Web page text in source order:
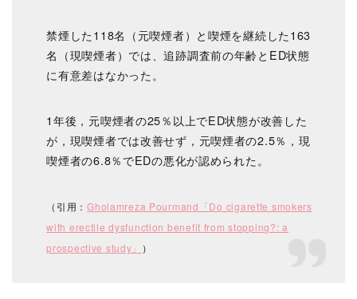
禁煙した118名（元喫煙者）と喫煙を継続した163
名（現喫煙者）では、追跡調査前の年齢とED状態
に有意差はなかった。
1年後，元喫煙者の25％以上でED状態が改善した
が，現喫煙者では改善せず，元喫煙者の2.5％，現
喫煙者の6.8％でEDの悪化が認められた。
（引用：Gholamreza Pourmand「Do cigarette smokers
with erectile dysfunction benefit from stopping?: a
prospective study」 ）